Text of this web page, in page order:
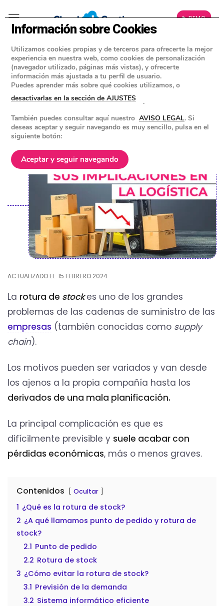
▶ DEMO
BLOG»CONSEJOS Y HERRAMIENTAS PARA EMPRESAS
La rotura de stock y sus
implicaciones en la logística
POSTED ON2 FEBRERO 2024 BYEQUIPO DE CLOUD GESTION
ACTUALIZADO EL: 15 FEBRERO 2024
La rotura de stockes uno de los grandes
problemas de las cadenas de suministro de las
empresas (también conocidas como supply
chain).
Los motivos pueden ser variados y van desde
los ajenos a la propia compañía hasta los
derivados de una mala planificación.
La principal complicación es que es
difícilmente previsible y suele acabar con
pérdidas económicas, más o menos graves.
Contenidos Ocultar
1 ¿Qué es la rotura de stock?
2 ¿A qué llamamos punto de pedido y rotura de
stock?
2.1 Punto de pedido
2.2 Rotura de stock
3 ¿Cómo evitar la rotura de stock?
3.1 Previsión de la demanda
3.2 Sistema informático eficiente
Información sobre Cookies
Utilizamos cookies propias y de terceros para ofrecerte la mejor
experiencia en nuestra web, como cookies de personalización
(navegador utilizado, páginas más vistas), y ofrecerte
información más ajustada a tu perfil de usuario.
Puedes aprender más sobre qué cookies utilizamos, o
desactivarlas en la sección de AJUSTES
.
También puedes consultar aquí nuestro AVISO LEGAL. Si
deseas aceptar y seguir navegando es muy sencillo, pulsa en el
siguiente botón:
Aceptar y seguir navegando